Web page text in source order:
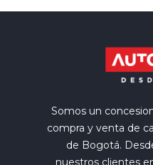
Somos un
compra y venta de
de Bogotá.
nuestros clientes